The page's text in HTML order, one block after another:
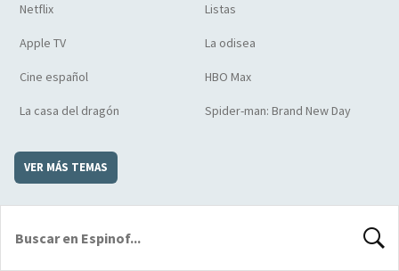
Netflix Listas
Apple TV La odisea
Cine español HBO Max
La casa del dragón Spider-man: Brand New Day
VER MÁS TEMAS